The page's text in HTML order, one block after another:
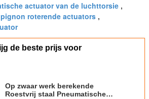
actuator van de luchttorsie ,
roterende actuators ,
de beste prijs voor
Op zwaar werk berekende
Roestvrij staal Pneumatische